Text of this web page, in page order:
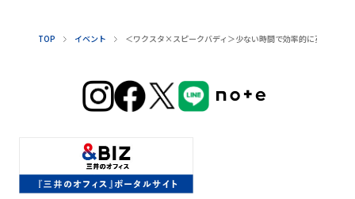
TOP イベント ＜ワクスタ×スピークバディ＞少ない時間で効率的に英語力を